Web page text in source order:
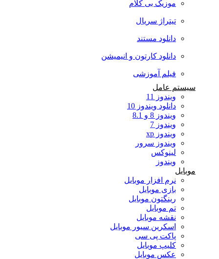
موزیک بی کلام
تیتراژ سریال
دانلود مستند
دانلود کارتون و انیمیشن
فیلم آموزشی
سیستم عامل
ویندوز 11
دانلود ویندوز 10
ویندوز 8 و 8.1
ویندوز 7
ویندوز xp
ویندوز سرور
لینوکس
ویندوز
موبایل
نرم افزار موبایل
بازی موبایل
رینگتون موبایل
تم موبایل
نقشه موبایل
اسکرین سیور موبایل
پاکت پی سی
کلیپ موبایل
عکس موبایل